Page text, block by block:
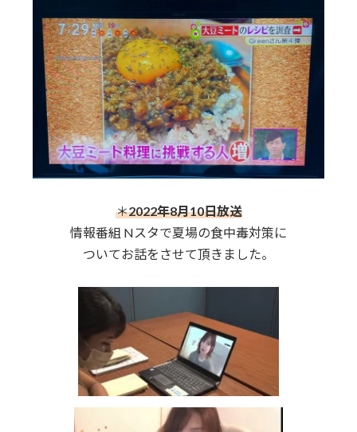
＊2022年8月10日放送
情報番組 Nスタで夏場の食中毒対策に
ついてお話をさせて頂きました。